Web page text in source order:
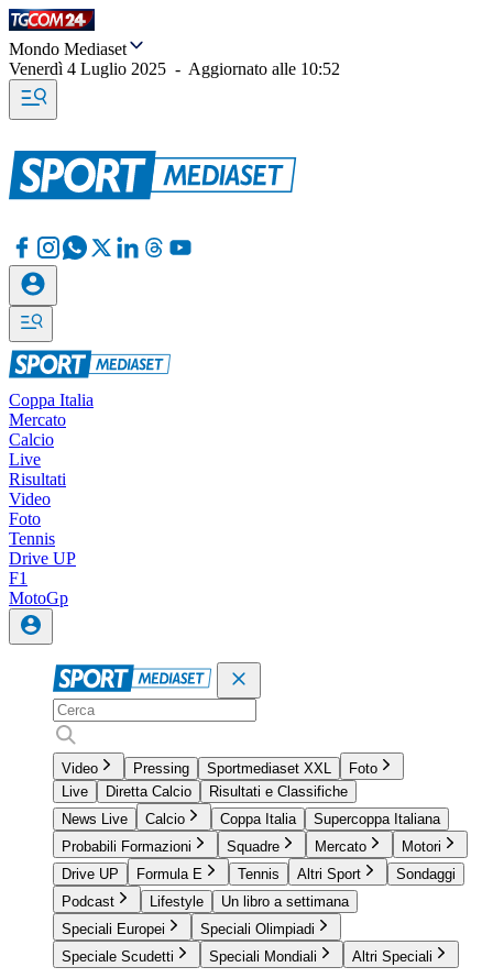
Mondo Mediaset
Venerdì 4 Luglio 2025 - Aggiornato alle 10:52
Coppa Italia
Mercato
Calcio
Live
Risultati
Video
Foto
Tennis
Drive UP
F1
MotoGp
Video Pressing Sportmediaset XXL
Foto
Live
Diretta Calcio
Risultati e Classifiche
News Live
Calcio Coppa Italia
Supercoppa Italiana
Probabili Formazioni
Squadre Mercato
Motori
Drive UP
Formula E Tennis Altri Sport
Sondaggi
Podcast
Lifestyle
Un libro a settimana
Speciali Europei
Speciali Olimpiadi
Speciale Scudetti
Speciali Mondiali Altri Speciali